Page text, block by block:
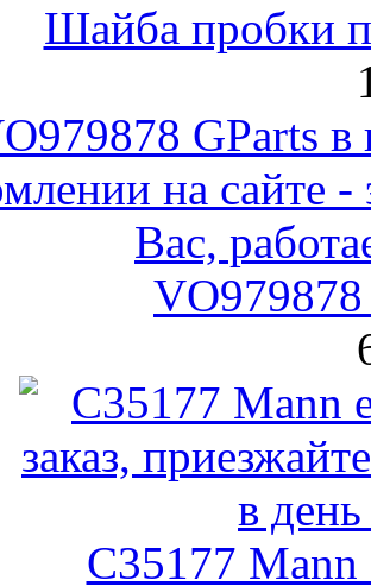
Шайба пробки
VO979878
C35177